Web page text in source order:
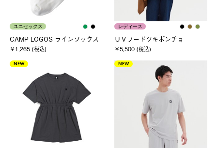
ユニセックス
CAMP LOGOS ラインソックス
￥1,265 (税込)
レディース
ＵＶフードツキポンチョ
￥5,500 (税込)
NEW NEW